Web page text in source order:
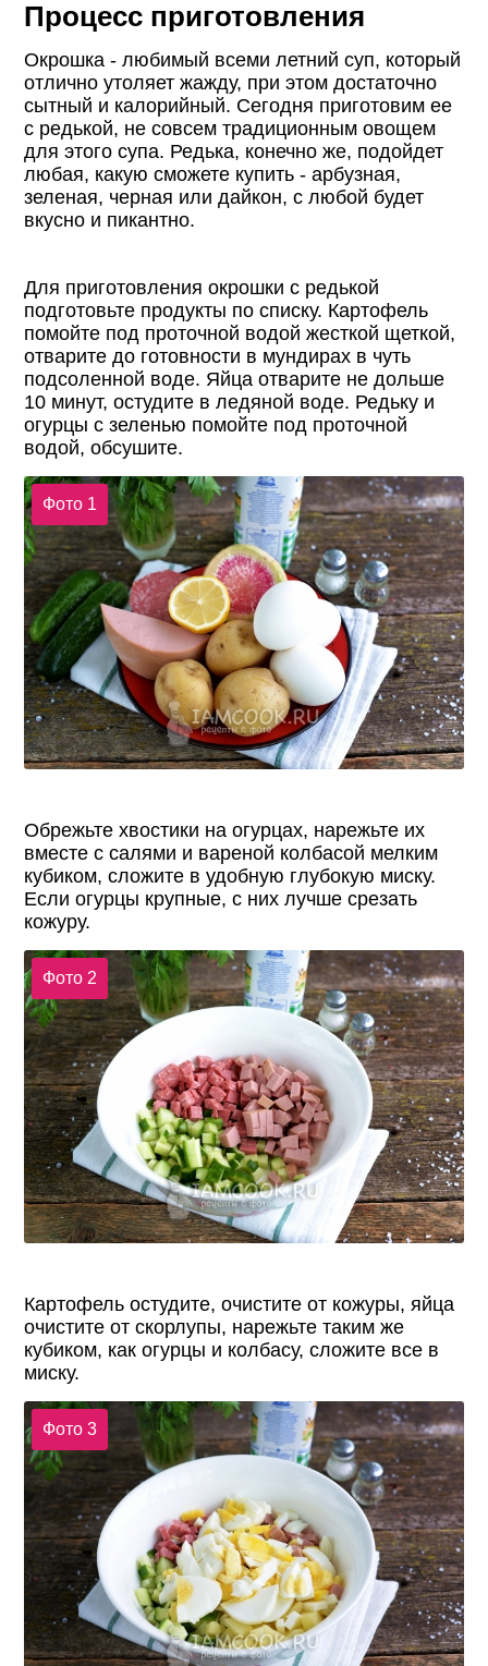
Процесс приготовления
Окрошка - любимый всеми летний суп, который
отлично утоляет жажду, при этом достаточно
сытный и калорийный. Сегодня приготовим ее
с редькой, не совсем традиционным овощем
для этого супа. Редька, конечно же, подойдет
любая, какую сможете купить - арбузная,
зеленая, черная или дайкон, с любой будет
вкусно и пикантно.
Для приготовления окрошки с редькой
подготовьте продукты по списку. Картофель
помойте под проточной водой жесткой щеткой,
отварите до готовности в мундирах в чуть
подсоленной воде. Яйца отварите не дольше
10 минут, остудите в ледяной воде. Редьку и
огурцы с зеленью помойте под проточной
водой, обсушите.
Фото 1
Обрежьте хвостики на огурцах, нарежьте их
вместе с салями и вареной колбасой мелким
кубиком, сложите в удобную глубокую миску.
Если огурцы крупные, с них лучше срезать
кожуру.
Фото 2
Картофель остудите, очистите от кожуры, яйца
очистите от скорлупы, нарежьте таким же
кубиком, как огурцы и колбасу, сложите все в
миску.
Фото 3